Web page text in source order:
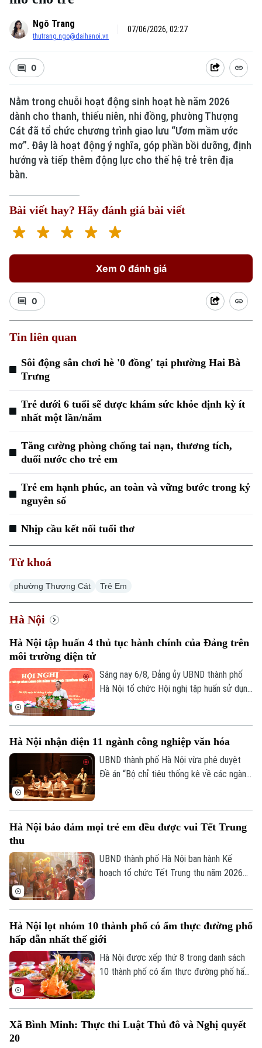
Xu hướng
Chuyên mục
Thời sự
Hà Nội
Hà Nội
Ngô Trang
thutrang.ngo@daihanoi.vn
07/06/2026, 02:27
0
Nằm trong chuỗi hoạt động sinh hoạt hè năm 2026
dành cho thanh, thiếu niên, nhi đồng, phường Thượng
Cát đã tổ chức chương trình giao lưu “Ươm mầm ước
mơ”. Đây là hoạt động ý nghĩa, góp phần bồi dưỡng, định
hướng và tiếp thêm động lực cho thế hệ trẻ trên địa
bàn.
Bài viết hay? Hãy đánh giá bài viết
Xem 0 đánh giá
0
Tin liên quan
Sôi động sân chơi hè '0 đồng' tại phường Hai Bà
Trưng
Trẻ dưới 6 tuổi sẽ được khám sức khỏe định kỳ ít
nhất một lần/năm
Tăng cường phòng chống tai nạn, thương tích,
đuối nước cho trẻ em
Trẻ em hạnh phúc, an toàn và vững bước trong kỷ
nguyên số
Nhịp cầu kết nối tuổi thơ
Từ khoá
phường Thượng Cát Trẻ Em
Hà Nội
Hà Nội tập huấn 4 thủ tục hành chính của Đảng trên
môi trường điện tử
Sáng nay 6/8, Đảng ủy UBND thành phố
Hà Nội tổ chức Hội nghị tập huấn sử dụng
trực tiếp tại trụ sở Khu liên cơ quan thành
phố và kết nối trực tuyến đến điểm cầu
của các tổ chức cơ sở Đảng trực thuộc.
Hà Nội nhận diện 11 ngành công nghiệp văn hóa
UBND thành phố Hà Nội vừa phê duyệt
Đề án “Bộ chỉ tiêu thống kê về các ngành
nghiệp văn hóa đối với tăng trưởng kinh
định chính sách.
Hà Nội bảo đảm mọi trẻ em đều được vui Tết Trung
thu
UBND thành phố Hà Nội ban hành Kế
hoạch tổ chức Tết Trung thu năm 2026
thăm hỏi, tặng quà đầy đủ, kịp thời.
Hà Nội lọt nhóm 10 thành phố có ẩm thực đường phố
hấp dẫn nhất thế giới
Hà Nội được xếp thứ 8 trong danh sách
10 thành phố có ẩm thực đường phố hấp
Xã Bình Minh: Thực thi Luật Thủ đô và Nghị quyết
20